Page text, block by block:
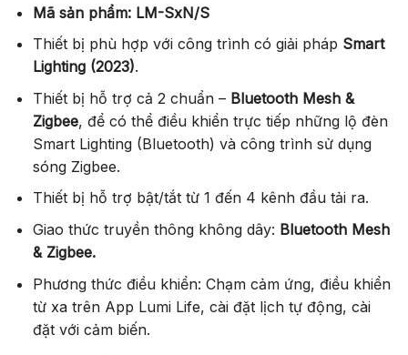
Mã sản phẩm: LM-SxN/S
Thiết bị phù hợp với công trình có giải pháp Smart
Lighting (2023).
Thiết bị hỗ trợ cả 2 chuẩn – Bluetooth Mesh &
Zigbee, để có thể điều khiển trực tiếp những lộ đèn
Smart Lighting (Bluetooth) và công trình sử dụng
sóng Zigbee.
Thiết bị hỗ trợ bật/tắt từ 1 đến 4 kênh đầu tải ra.
Giao thức truyền thông không dây: Bluetooth Mesh
& Zigbee.
Phương thức điều khiển: Chạm cảm ứng, điều khiển
từ xa trên App Lumi Life, cài đặt lịch tự động, cài
đặt với cảm biến.